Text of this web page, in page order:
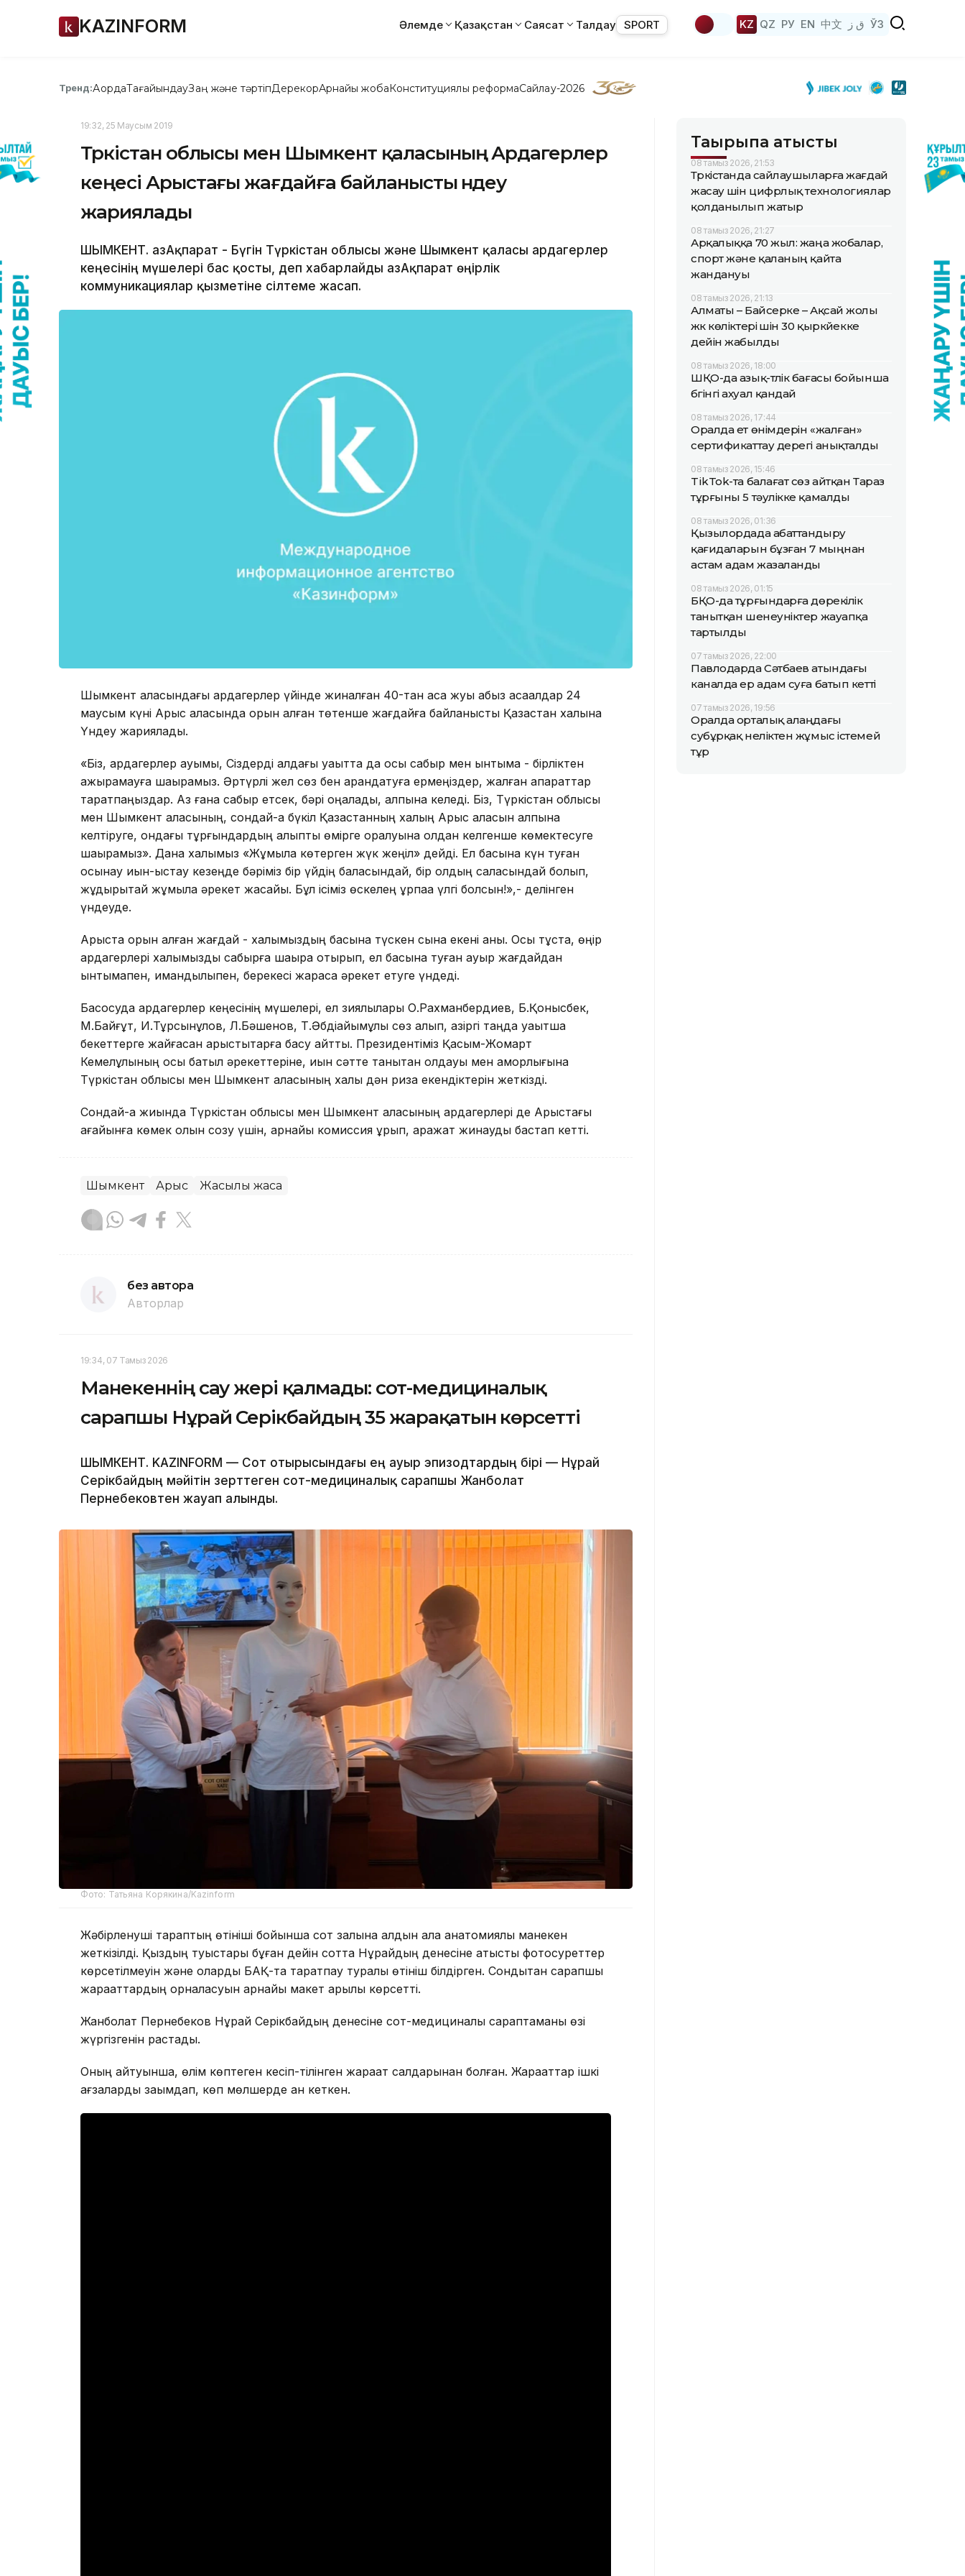
KAZINFORM Әлемде Қазақстан Саясат Талдау SPORT KZ QZ РУ EN 中文 ق ز ЎЗ
Тренд:АқордаТағайындауЗаң және тәртіпДерекқорАрнайы жобаКонституциялық реформаСайлау-2026
19:32, 25 Маусым 2019
Түркістан облысы мен Шымкент қаласының Ардагерлер
кеңесі Арыстағы жағдайға байланысты үндеу
жариялады
ШЫМКЕНТ. ҚазАқпарат - Бүгін Түркістан облысы және Шымкент қаласы ардагерлер
кеңесінің мүшелері бас қосты, деп хабарлайды ҚазАқпарат өңірлік
коммуникациялар қызметіне сілтеме жасап.
Шымкент қаласындағы ардагерлер үйінде жиналған 40-тан аса жуық абыз ақсақалдар 24
маусым күні Арыс қаласында орын алған төтенше жағдайға байланысты Қазақстан халқына
Үндеу жариялады.
«Біз, ардагерлер қауымы, Сіздерді алдағы уақытта да осы сабыр мен ынтымақ - бірліктен
ажырамауға шақырамыз. Әртүрлі жел сөз бен арандатуға ермеңіздер, жалған ақпараттар
таратпаңыздар. Аз ғана сабыр етсек, бәрі оңалады, қалпына келеді. Біз, Түркістан облысы
мен Шымкент қаласының, сондай-ақ бүкіл Қазақстанның халқың Арыс қаласын қалпына
келтіруге, ондағы тұрғындардың қалыпты өмірге оралуына қолдан келгенше көмектесуге
шақырамыз». Дана халқымыз «Жұмыла көтерген жүк жеңіл» дейді. Ел басына күн туған
осынау қиын-қыстау кезеңде бәріміз бір үйдің баласындай, бір қолдың саласындай болып,
жұдырықтай жұмыла әрекет жасайық. Бұл ісіміз өскелең ұрпаққа үлгі болсын!»,- делінген
үндеуде.
Арыста орын алған жағдай - халқымыздың басына түскен сынақ екені анық. Осы тұста, өңір
ардагерлері халқымызды сабырға шақыра отырып, ел басына туған ауыр жағдайдан
ынтымақпен, имандылықпен, берекесі жараса әрекет етуге үндеді.
Басқосуда ардагерлер кеңесінің мүшелері, ел зиялылары О.Рахманбердиев, Б.Қонысбек,
М.Байғұт, И.Тұрсынқұлов, Л.Бәшенов, Т.Әбдіқайымұлы сөз алып, қазіргі таңда уақытша
бекеттерге жайғасқан арыстықтарға басу айтты. Президентіміз Қасым-Жомарт
Кемелұлының осы батыл әрекеттеріне, қиын сәтте танытқан қолдауы мен қамқорлығына
Түркістан облысы мен Шымкент қаласының халқы дән риза екендіктерін жеткізді.
Сондай-ақ жиында Түркістан облысы мен Шымкент қаласының ардагерлері де Арыстағы
ағайынға көмек қолын созу үшін, арнайы комиссия құрып, қаражат жинауды бастап кетті.
Шымкент Арыс Жақсылық жаса
без автора
Авторлар
19:34, 07 Тамыз 2026
Манекеннің сау жері қалмады: сот-медициналық
сарапшы Нұрай Серікбайдың 35 жарақатын көрсетті
ШЫМКЕНТ. KAZINFORM — Сот отырысындағы ең ауыр эпизодтардың бірі — Нұрай
Серікбайдың мәйітін зерттеген сот-медициналық сарапшы Жанболат
Пернебековтен жауап алынды.
Фото: Татьяна Корякина/Kazinform
Жәбірленуші тараптың өтініші бойынша сот залына алдын ала анатомиялық манекен
жеткізілді. Қыздың туыстары бұған дейін сотта Нұрайдың денесіне қатысты фотосуреттер
көрсетілмеуін және оларды БАҚ-та таратпау туралы өтініш білдірген. Сондықтан сарапшы
жарақаттардың орналасуын арнайы макет арқылы көрсетті.
Жанболат Пернебеков Нұрай Серікбайдың денесіне сот-медициналық сараптаманы өзі
жүргізгенін растады.
Оның айтуынша, өлім көптеген кесіп-тілінген жарақат салдарынан болған. Жарақаттар ішкі
ағзаларды зақымдап, көп мөлшерде қан кеткен.
Тақырыпқа қатысты
08 тамыз 2026, 21:53
Түркістанда сайлаушыларға жағдай
жасау үшін цифрлық технологиялар
қолданылып жатыр
08 тамыз 2026, 21:27
Арқалыққа 70 жыл: жаңа жобалар,
спорт және қаланың қайта
жандануы
08 тамыз 2026, 21:13
Алматы – Байсерке – Ақсай жолы
жүк көліктері үшін 30 қыркүйекке
дейін жабылды
08 тамыз 2026, 18:00
ШҚО-да азық-түлік бағасы бойынша
бүгінгі ахуал қандай
08 тамыз 2026, 17:44
Оралда ет өнімдерін «жалған»
сертификаттау дерегі анықталды
08 тамыз 2026, 15:46
TikTok-та балағат сөз айтқан Тараз
тұрғыны 5 тәулікке қамалды
08 тамыз 2026, 01:36
Қызылордада абаттандыру
қағидаларын бұзған 7 мыңнан
астам адам жазаланды
08 тамыз 2026, 01:15
БҚО-да тұрғындарға дөрекілік
танытқан шенеуніктер жауапқа
тартылды
07 тамыз 2026, 22:00
Павлодарда Сәтбаев атындағы
каналда ер адам суға батып кетті
07 тамыз 2026, 19:56
Оралда орталық алаңдағы
субұрқақ неліктен жұмыс істемей
тұр